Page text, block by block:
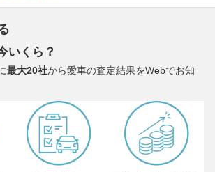
いくら？
最大20社から愛車の査定結果をWebでお知